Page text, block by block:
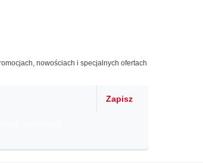
nowościach i specjalnych ofertach
Zapisz